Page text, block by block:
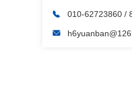
010-62723860 /